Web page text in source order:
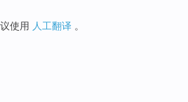
使用 人工翻译 。